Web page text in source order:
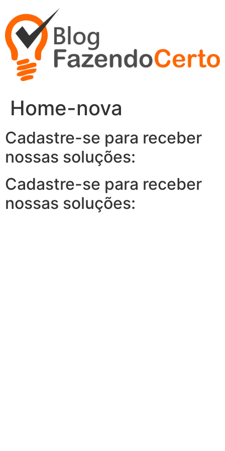
para
conteúdo
Home-nova
Cadastre-se para receber
nossas soluções:
Cadastre-se para receber
nossas soluções: